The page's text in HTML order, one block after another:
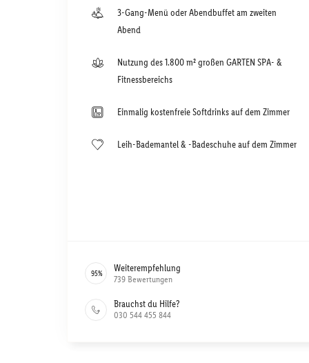
3-Gang-Menü oder Abendbuffet am zweiten
Abend
Nutzung des 1.800 m² großen GARTEN SPA- &
Fitnessbereichs
Einmalig kostenfreie Softdrinks auf dem Zimmer
Leih-Bademantel & -Badeschuhe auf dem Zimmer
95% Weiterempfehlung
739 Bewertungen
Brauchst du Hilfe?
030 544 455 844